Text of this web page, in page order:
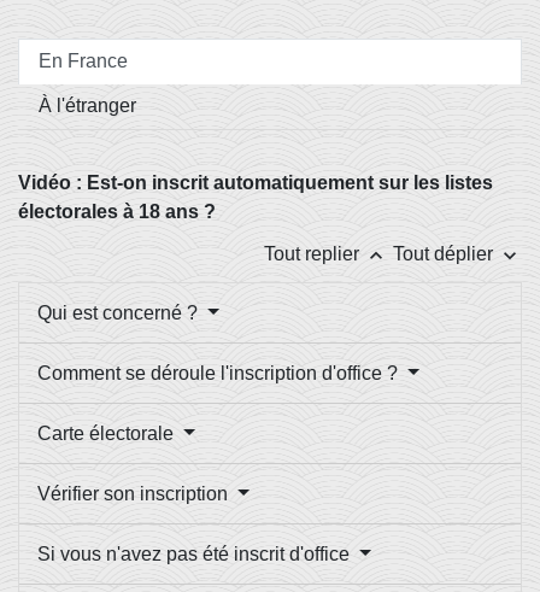
En France
À l'étranger
Vidéo : Est-on inscrit automatiquement sur les listes
électorales à 18 ans ?
Tout replier keyboard_arrow_up Tout déplier keyboard_arrow_down
Qui est concerné ?
Comment se déroule l'inscription d'office ?
Carte électorale
Vérifier son inscription
Si vous n'avez pas été inscrit d'office